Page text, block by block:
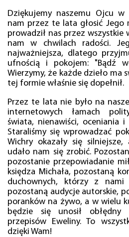
Dziękujemy naszemu Ojcu w
nam przez te lata głosić Jego
prowadził nas przez wszystkie
nam w chwilach radości.
najważniejsza, dlatego
ufnością i pokojem: "Bądź
Wierzymy, że każde dzieło ma
tej formie właśnie się dopełnił.
Przez te lata nie było na
internetowych łamach
świata, nienawiści, oceniania
Staraliśmy się wprowadzać
Wichry okazały się
udało nam się zrobić.
pozostanie przepowiadanie
księdza Michała, pozostaną
duchownych, którzy z nami
pozostaną audycje autorskie,
poranków na żywo, a w wielu
będzie się unosił obłędny
przepisów Eweliny. To
dzięki Wam!